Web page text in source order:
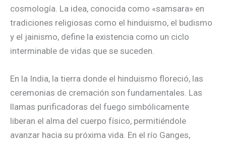
cosmología. La idea, conocida como «samsara» en
tradiciones religiosas como el hinduismo, el budismo
y el jainismo, define la existencia como un ciclo
interminable de vidas que se suceden.
En la India, la tierra donde el hinduismo floreció, las
ceremonias de cremación son fundamentales. Las
llamas purificadoras del fuego simbólicamente
liberan el alma del cuerpo físico, permitiéndole
avanzar hacia su próxima vida. En el río Ganges,